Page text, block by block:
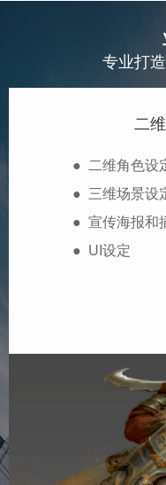
专业打
二
● 二维角色设
● 三维场景设
● 宣传海报和
● UI设定